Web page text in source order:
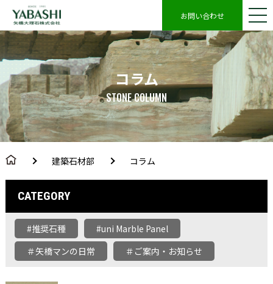
お問い合わせ
コラム
STONE COLUMN
建築石材部 コラム
CATEGORY
#推奨石種
#uni Marble Panel
＃矢橋マンの日常
＃ご案内・お知らせ